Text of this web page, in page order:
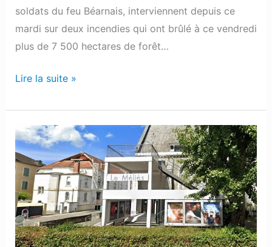
soldats du feu Béarnais, interviennent depuis ce
mardi sur deux incendies qui ont brûlé à ce vendredi
plus de 7 500 hectares de forêt…
Lire la suite »
Pau
:
Le
cinéma
Le
Méliès
déménage